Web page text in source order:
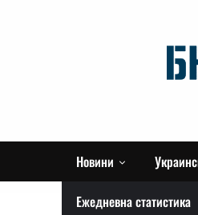
Новини
Ежедневна статистика